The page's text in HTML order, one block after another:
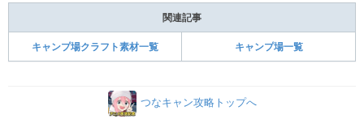
関連記事
キャンプ場クラフト素材一覧 キャンプ場一覧
つなキャン攻略トップへ